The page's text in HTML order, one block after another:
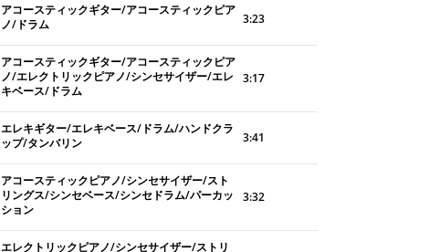
アコースティックギター/アコースティックピア
ノ/ドラム
3:23
アコースティックギター/アコースティックピア
ノ/エレクトリックピアノ/シンセサイザー/エレ
キベース/ドラム
3:17
エレキギター/エレキベース/ドラム/ハンドクラ
ップ/タンバリン
3:41
アコースティックピアノ/シンセサイザー/スト
リングス/シンセベース/シンセドラム/パーカッ
ション
3:32
エレクトリックピアノ/シンセサイザー/ストリ